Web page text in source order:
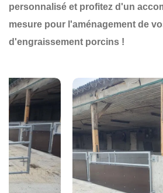
personnalisé et profitez d'un
mesure pour l'aménagement de
d'engraissement porcins !